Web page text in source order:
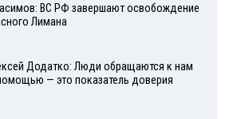
ВС РФ завершают освобождение
Лимана
Додатко: Люди обращаются к нам
— это показатель доверия